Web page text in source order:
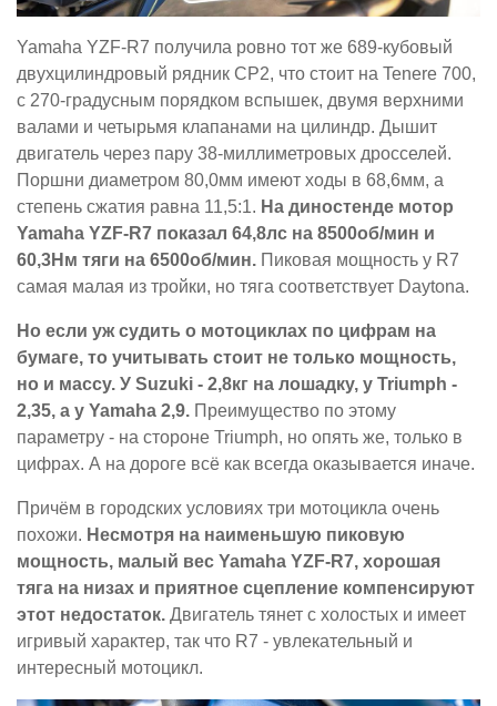
Yamaha YZF-R7 получила ровно тот же 689-кубовый
двухцилиндровый рядник CP2, что стоит на Tenere 700,
с 270-градусным порядком вспышек, двумя верхними
валами и четырьмя клапанами на цилиндр. Дышит
двигатель через пару 38-миллиметровых дросселей.
Поршни диаметром 80,0мм имеют ходы в 68,6мм, а
степень сжатия равна 11,5:1. На диностенде мотор
Yamaha YZF-R7 показал 64,8лс на 8500об/мин и
60,3Нм тяги на 6500об/мин. Пиковая мощность у R7
самая малая из тройки, но тяга соответствует Daytona.
Но если уж судить о мотоциклах по цифрам на
бумаге, то учитывать стоит не только мощность,
но и массу. У Suzuki - 2,8кг на лошадку, у Triumph -
2,35, а у Yamaha 2,9. Преимущество по этому
параметру - на стороне Triumph, но опять же, только в
цифрах. А на дороге всё как всегда оказывается иначе.
Причём в городских условиях три мотоцикла очень
похожи. Несмотря на наименьшую пиковую
мощность, малый вес Yamaha YZF-R7, хорошая
тяга на низах и приятное сцепление компенсируют
этот недостаток. Двигатель тянет с холостых и имеет
игривый характер, так что R7 - увлекательный и
интересный мотоцикл.